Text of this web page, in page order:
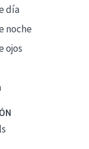
día
noche
ojos